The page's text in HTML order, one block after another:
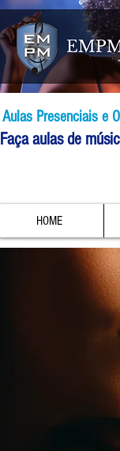
Aulas Presenciais e
Faça aulas de
HOME